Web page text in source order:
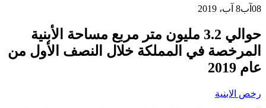
08 آب8 آب، 2019
حوالي 3.2 مليون متر مربع مساحة الأبنية
المرخصة في المملكة خلال النصف الأول من
عام 2019
رخص الابنية